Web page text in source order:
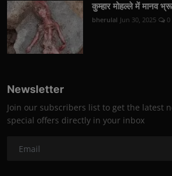
कुम्हार मोहल्ले में मानव
bherulal Jun 30, 2025 0
Newsletter
Join our subscribers list to get the latest
special offers directly in your inbox